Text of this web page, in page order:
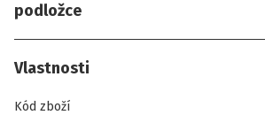
podložce
Vlastnosti
Kód zboží